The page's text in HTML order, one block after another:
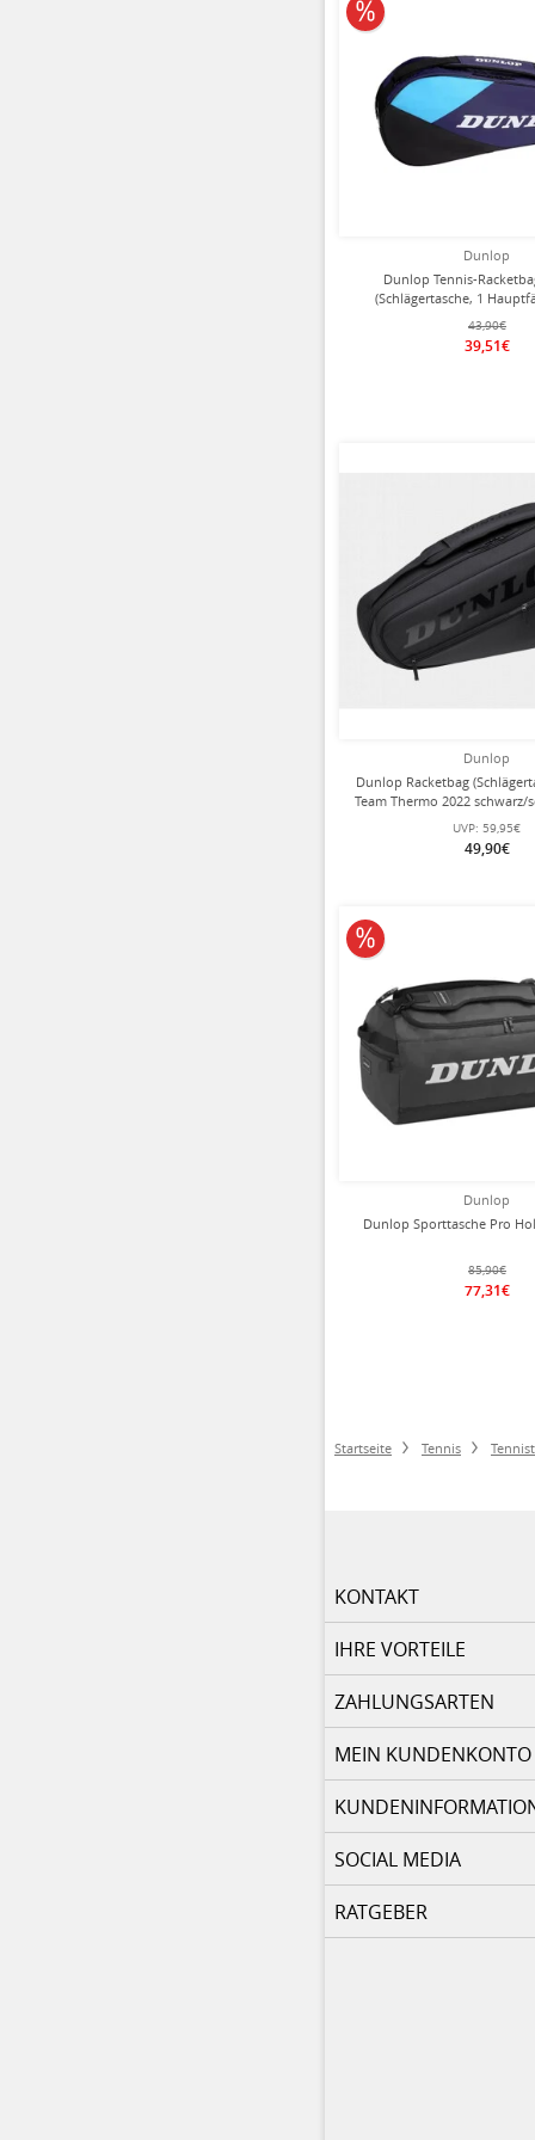
Dunlop
Dunlop Tennis-
(Schlägertasche, 1
43,90€
39,51€
10% reduziert
Dunlop
Dunlop Racketbag
Team Thermo 2022 schwarz/
UVP: 59,95€
49,90€
Dunlop
Dunlop Sporttasche Pro
85,90€
77,31€
10% reduziert
Startseite Tennis
KONTAKT
IHRE VORTEILE
ZAHLUNGSARTEN
MEIN KUNDENKONTO
SOCIAL MEDIA
RATGEBER